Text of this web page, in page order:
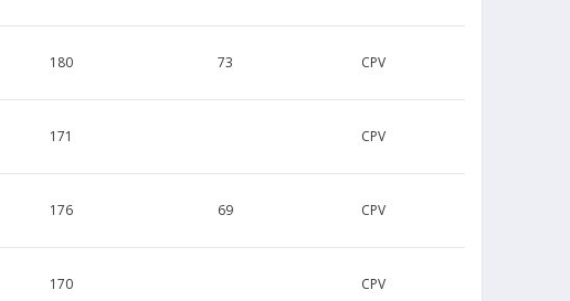
180 73 CPV
171 CPV
176 69 CPV
170 CPV